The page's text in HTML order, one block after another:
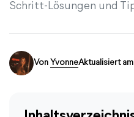
Schritt-Lösungen und
Von YvonneAktualisiert